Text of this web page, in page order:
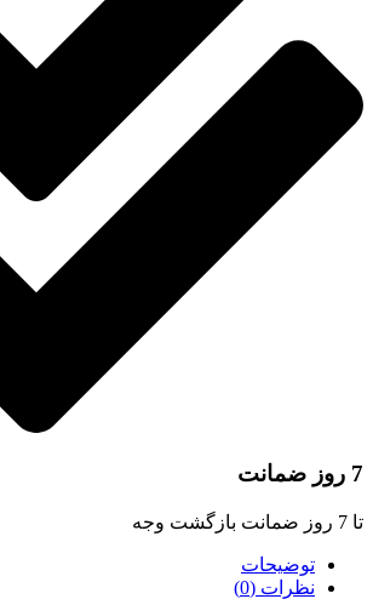
بازگشت وجه
توضیحات
نظرات (0)